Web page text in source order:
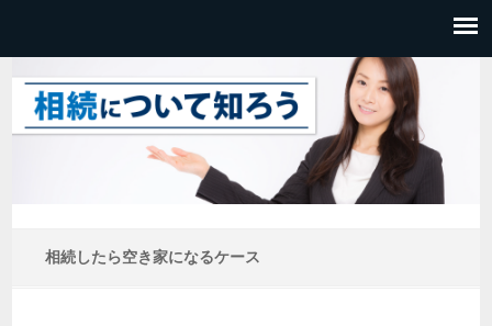
相続したら空き家になるケース